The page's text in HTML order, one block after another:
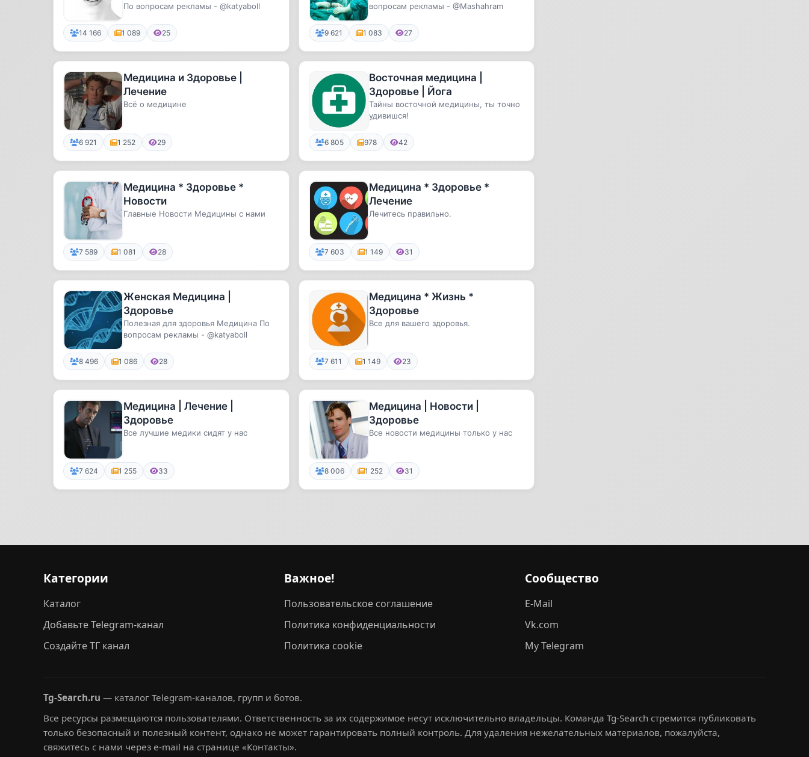
По вопросам рекламы - @katyaboll
14 166 1 089 25
вопросам рекламы - @Mashahram
9 621 1 083 27
Медицина и Здоровье |
Лечение
Всё о медицине
6 921 1 252 29
Восточная медицина |
Здоровье | Йога
Тайны восточной медицины, ты точно
удивишся!
6 805 978 42
Медицина * Здоровье *
Новости
Главные Новости Медицины с нами
7 589 1 081 28
Медицина * Здоровье *
Лечение
Лечитесь правильно.
7 603 1 149 31
Женская Медицина |
Здоровье
Полезная для здоровья Медицина По
вопросам рекламы - @katyaboll
8 496 1 086 28
Медицина * Жизнь *
Здоровье
Все для вашего здоровья.
7 611 1 149 23
Медицина | Лечение |
Здоровье
Все лучшие медики сидят у нас
7 624 1 255 33
Медицина | Новости |
Здоровье
Все новости медицины только у нас
8 006 1 252 31
Категории
Каталог
Добавьте Telegram-канал
Создайте ТГ канал
Важное!
Пользовательское соглашение
Политика конфиденциальности
Политика cookie
Сообщество
E-Mail
Vk.com
My Telegram
Tg-Search.ru — каталог Telegram-каналов, групп и ботов.
Все ресурсы размещаются пользователями. Ответственность за их содержимое несут исключительно владельцы. Команда Tg-Search стремится публиковать
только безопасный и полезный контент, однако не может гарантировать полный контроль. Для удаления нежелательных материалов, пожалуйста,
свяжитесь с нами через e-mail на странице «Контакты».